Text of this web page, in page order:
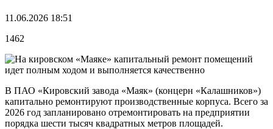
11.06.2026 18:51
1462
В ПАО «Кировский завода «Маяк» (концерн «Калашников»)
капитально ремонтируют производственные корпуса. Всего за
2026 год запланировано отремонтировать на предприятии
порядка шести тысяч квадратных метров площадей.